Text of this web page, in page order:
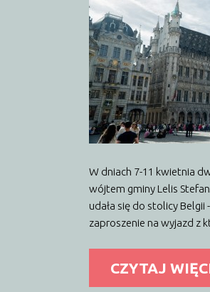
W dniach 7-11 kwietnia
wójtem gminy Lelis
udała się do stolicy Belgii
zaproszenie na wyjazd z
CZYTAJ